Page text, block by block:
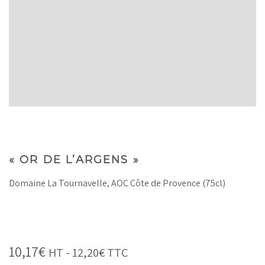
« OR DE L’ARGENS »
Domaine La Tournavelle, AOC Côte de Provence (75cl)
10,17€ HT - 12,20€TTC